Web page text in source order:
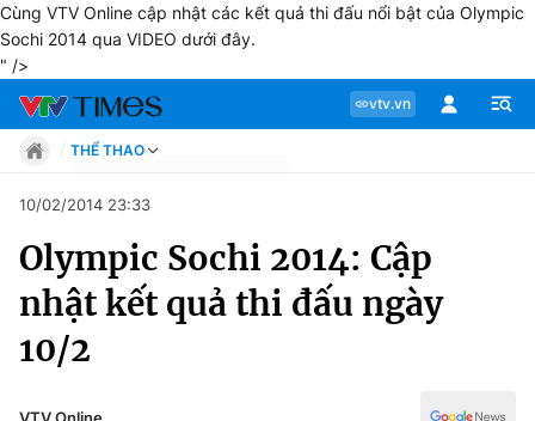
Cùng VTV Online cập nhật các kết quả thi đấu nổi bật của Olympic
Sochi 2014 qua VIDEO dưới đây.
" />
vtv.vn
Chuyên mục
Tin tức
THỂ THAO
Move
Phong cách
Chân dung
Sự kiện
Bóng đá
10/02/2014 23:33
Olympic Sochi 2014: Cập
nhật kết quả thi đấu ngày
10/2